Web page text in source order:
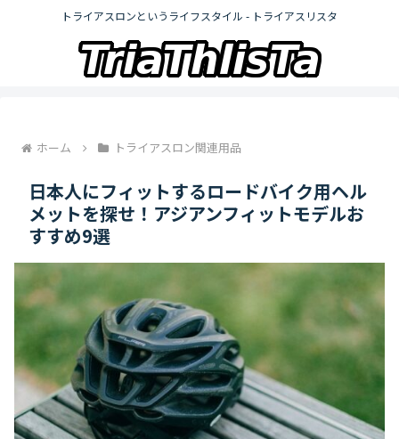
トライアスロンというライフスタイル - トライアスリスタ
ホーム トライアスロン関連用品
日本人にフィットするロードバイク用ヘル
メットを探せ！アジアンフィットモデルお
すすめ9選